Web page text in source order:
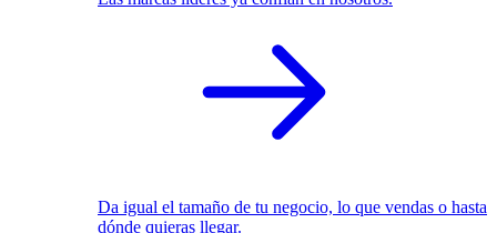
Da igual el tamaño de tu negocio, lo que vendas o hasta
dónde quieras llegar.